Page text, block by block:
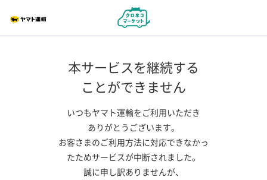
本サービスを継続する
ことができません
いつもヤマト運輸をご利用いただき
ありがとうございます。
お客さまのご利用方法に対応できなかっ
たためサービスが中断されました。
誠に申し訳ありませんが、